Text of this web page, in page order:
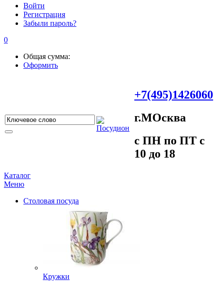
Войти
Регистрация
Забыли пароль?
0
Общая сумма:
Оформить
+7(495)1426060
г.МOсква
c ПH пo ПT c
10 до 18
Каталог
Меню
Столовая посуда
Кружки